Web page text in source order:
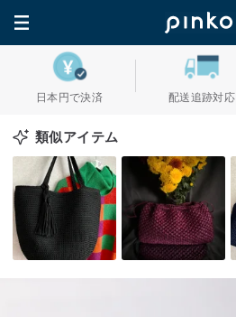
日本円で決済 配送追跡対応
類似アイテム